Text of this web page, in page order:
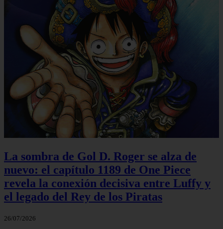
La sombra de Gol D. Roger se alza de
nuevo: el capítulo 1189 de One Piece
revela la conexión decisiva entre Luffy y
el legado del Rey de los Piratas
26/07/2026